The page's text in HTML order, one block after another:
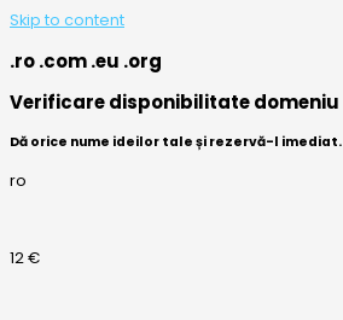
Skip to content
.ro .com .eu .org
Verificare disponibilitate domeniu
Dă orice nume ideilor tale și rezervă-l imediat.
ro
12 €